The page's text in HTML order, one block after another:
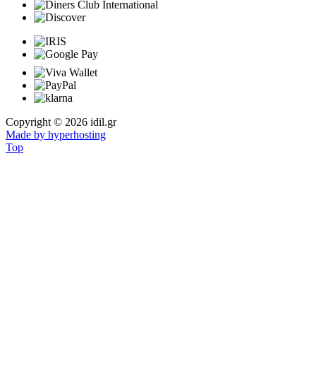
Copyright © 2026 idil.gr
Made by hyperhosting
Top